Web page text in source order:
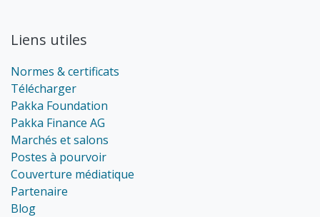
Liens utiles
Normes & certificats
Télécharger
Pakka Foundation
Pakka Finance AG
Marchés et salons
Postes à pourvoir
Couverture médiatique
Partenaire
Blog